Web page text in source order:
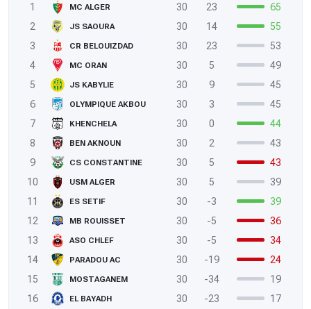
1 MC ALGER 30 23
65
2
JS SAOURA 30 14
55
3
CR BELOUIZDAD 30 23
53
4
MC ORAN 30 5
49
5
JS KABYLIE 30 9
45
6
OLYMPIQUE AKBOU 30 3
45
7
KHENCHELA 30 0
44
8
BEN AKNOUN 30 2
43
9
CS CONSTANTINE 30 5
43
10
USM ALGER 30 5
39
11
ES SETIF 30 -3
39
12
MB ROUISSET 30 -5
36
13
ASO CHLEF 30 -5
34
14
PARADOU AC 30 -19
24
15
MOSTAGANEM 30 -34
19
16
EL BAYADH 30 -23 17